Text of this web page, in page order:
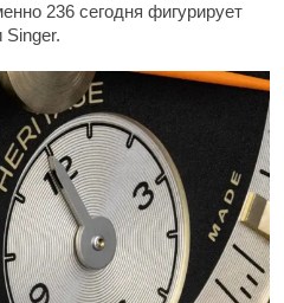
236 сегодня фигурирует